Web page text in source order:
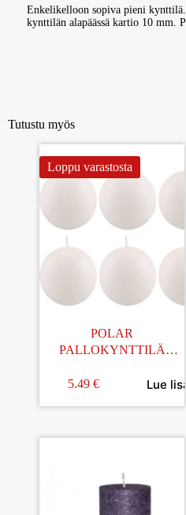
Enkelikelloon sopiva pieni
kynttilän alapäässä kartio 10 mm.
Tutustu myös
Loppu varastosta
POLAR
PALLOKYNTTILÄ
5.49 € Lue